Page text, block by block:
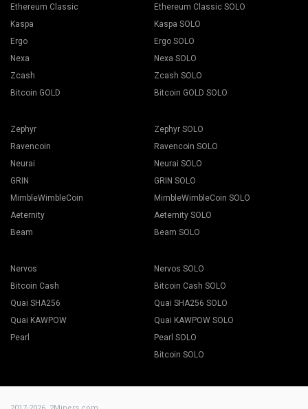
Ethereum Classic
Kaspa
Ergo
Nexa
Zcash
Bitcoin GOLD
Ethereum Classic SOLO
Kaspa SOLO
Ergo SOLO
Nexa SOLO
Zcash SOLO
Bitcoin GOLD SOLO
Zephyr
Ravencoin
Neurai
GRIN
MimbleWimbleCoin
Aeternity
Beam
Zephyr SOLO
Ravencoin SOLO
Neurai SOLO
GRIN SOLO
MimbleWimbleCoin SOLO
Aeternity SOLO
Beam SOLO
Nervos
Bitcoin Cash
Quai SHA256
Quai KAWPOW
Pearl
Nervos SOLO
Bitcoin Cash SOLO
Quai SHA256 SOLO
Quai KAWPOW SOLO
Pearl SOLO
Bitcoin SOLO